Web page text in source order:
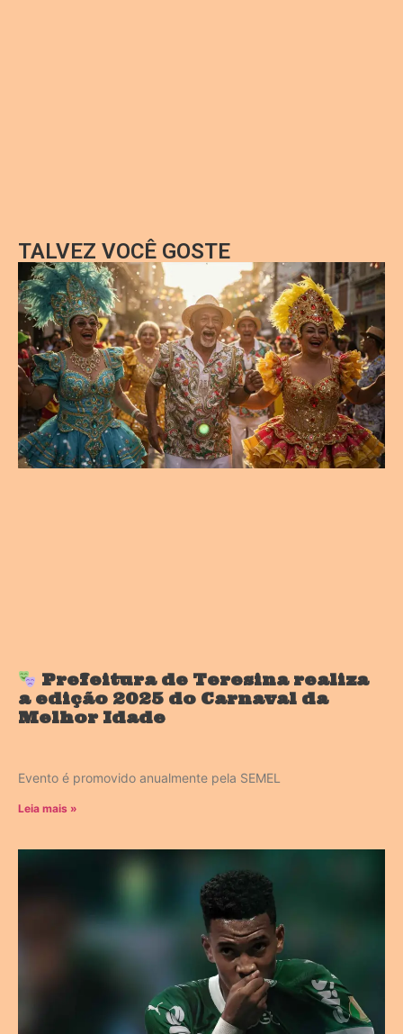
TALVEZ VOCÊ GOSTE
Prefeitura de Teresina realiza
a edição 2025 do Carnaval da
Melhor Idade
Evento é promovido anualmente pela SEMEL
Leia mais »